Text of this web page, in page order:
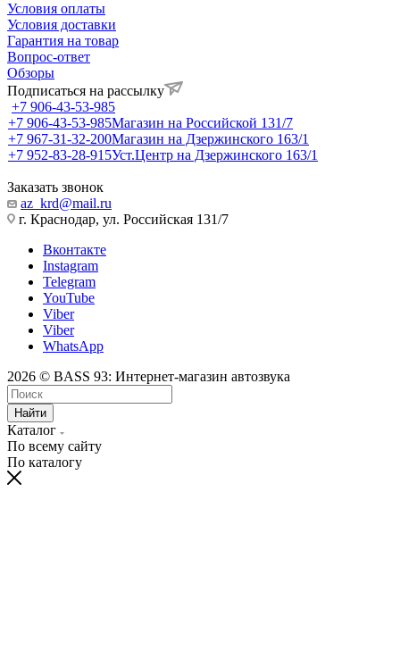
Условия оплаты
Условия доставки
Гарантия на товар
Вопрос-ответ
Обзоры
Подписаться на рассылку
+7 906-43-53-985
+7 906-43-53-985Магазин на Российской 131/7
+7 967-31-32-200Магазин на Дзержинского 163/1
+7 952-83-28-915Уст.Центр на Дзержинского 163/1
Заказать звонок
az_krd@mail.ru
г. Краснодар, ул. Российская 131/7
Вконтакте
Instagram
Telegram
YouTube
Viber
Viber
WhatsApp
2026 © BASS 93: Интернет-магазин автозвука
Найти
Каталог
По всему сайту
По каталогу